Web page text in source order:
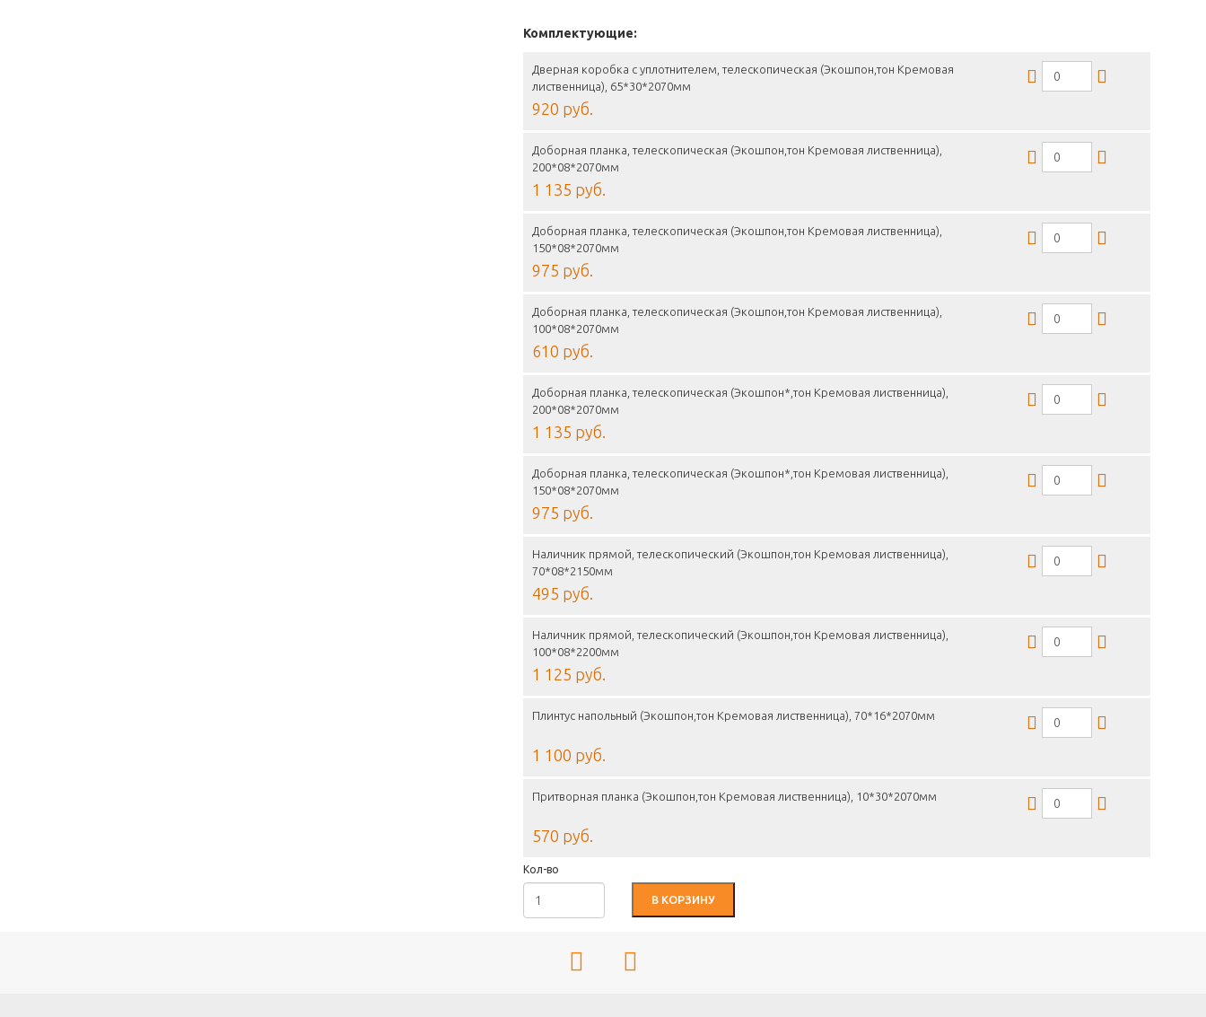
Комплектующие:
Дверная коробка с уплотнителем, телескопическая (Экошпон,тон Кремовая
лиственница), 65*30*2070мм
920 руб.
Доборная планка, телескопическая (Экошпон,тон Кремовая лиственница),
200*08*2070мм
1 135 руб.
Доборная планка, телескопическая (Экошпон,тон Кремовая лиственница),
150*08*2070мм
975 руб.
Доборная планка, телескопическая (Экошпон,тон Кремовая лиственница),
100*08*2070мм
610 руб.
Доборная планка, телескопическая (Экошпон*,тон Кремовая лиственница),
200*08*2070мм
1 135 руб.
Доборная планка, телескопическая (Экошпон*,тон Кремовая лиственница),
150*08*2070мм
975 руб.
Наличник прямой, телескопический (Экошпон,тон Кремовая лиственница),
70*08*2150мм
495 руб.
Наличник прямой, телескопический (Экошпон,тон Кремовая лиственница),
100*08*2200мм
1 125 руб.
Плинтус напольный (Экошпон,тон Кремовая лиственница), 70*16*2070мм
1 100 руб.
Притворная планка (Экошпон,тон Кремовая лиственница), 10*30*2070мм
570 руб.
Кол-во
В КОРЗИНУ